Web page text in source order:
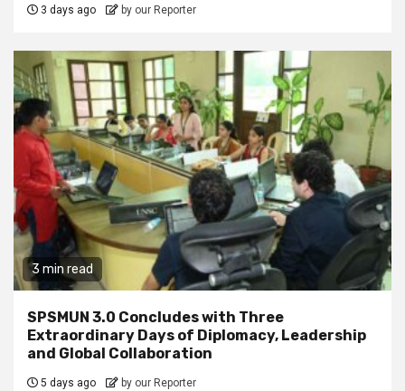
3 days ago by our Reporter
3 min read
SPSMUN 3.0 Concludes with Three
Extraordinary Days of Diplomacy, Leadership
and Global Collaboration
5 days ago by our Reporter